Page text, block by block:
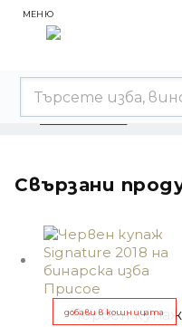
МЕНЮ
ЧЕРВЕНО ВИНО
Свързани
добави в кошницата
Червен купаж